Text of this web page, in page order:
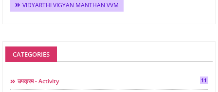
VIDYARTHI VIGYAN MANTHAN VVM
CATEGORIES
उपक्रम - Activity 11